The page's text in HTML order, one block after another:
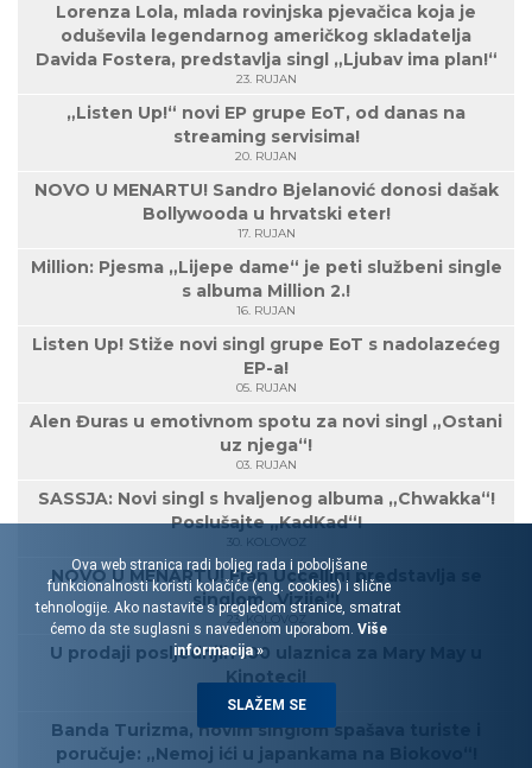
Lorenza Lola, mlada rovinjska pjevačica koja je
oduševila legendarnog američkog skladatelja
Davida Fostera, predstavlja singl „Ljubav ima plan!“
23. RUJAN
„Listen Up!“ novi EP grupe EoT, od danas na
streaming servisima!
20. RUJAN
NOVO U MENARTU! Sandro Bjelanović donosi dašak
Bollywooda u hrvatski eter!
17. RUJAN
Million: Pjesma „Lijepe dame“ je peti službeni single
s albuma Million 2.!
16. RUJAN
Listen Up! Stiže novi singl grupe EoT s nadolazećeg
EP-a!
05. RUJAN
Alen Đuras u emotivnom spotu za novi singl „Ostani
uz njega“!
03. RUJAN
SASSJA: Novi singl s hvaljenog albuma „Chwakka“!
Poslušajte „KadKad“!
30. KOLOVOZ
NOVO U MENARTU! Fran Uccellini predstavlja se
singlom „Vizije“!
23. KOLOVOZ
U prodaji posljednjih 100 ulaznica za Mary May u
Kinoteci!
21. KOLOVOZ
Banda Turizma, novim singlom spašava turiste i
poručuje: „Nemoj ići u japankama na Biokovo“!
Ova web stranica radi boljeg rada i poboljšane
funkcionalnosti koristi kolačiće (eng. cookies) i slične
tehnologije. Ako nastavite s pregledom stranice, smatrat
ćemo da ste suglasni s navedenom uporabom. Više
informacija »
SLAŽEM SE